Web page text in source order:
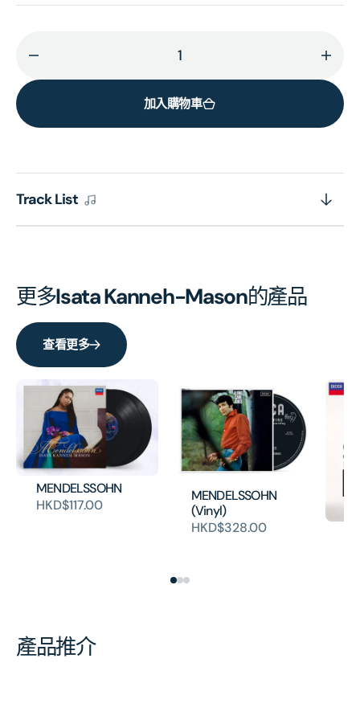
Tales
數
量
增
加
Tales
數
量
加入購物車
Track List
更多Isata Kanneh-Mason的產品
查看更多
MENDELSSOHN
HKD$117.00
MENDELSSOHN
(Vinyl)
HKD$328.00
產品推介